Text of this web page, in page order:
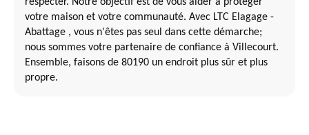
votre maison et votre communauté. Avec LTC Elagage -
Abattage , vous n'êtes pas seul dans cette démarche;
nous sommes votre partenaire de confiance à Villecourt.
Ensemble, faisons de 80190 un endroit plus sûr et plus
propre.